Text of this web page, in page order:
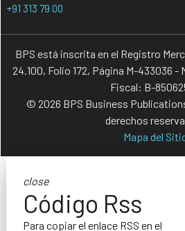
+91 313 79 00
BPS está inscrita en el Registro
24.100, Folio 172, Página M-433036
Fiscal: B-
© 2026 BPS Business
derechos
Mapa del
close
Código Rss
Para copiar el enlace RSS en el